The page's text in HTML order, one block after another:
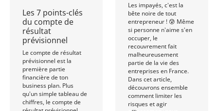
Les 7 points-clés
du compte de
résultat
prévisionnel
Le compte de résultat
prévisionnel est la
première partie
financière de ton
business plan. Plus
qu'un simple tableau de
chiffres, le compte de
Les impayés, c'est la
bête noire de tout
entrepreneur ! 😰 Même
si personne n'aime s'en
occuper, le
recouvrement fait
malheureusement
partie de la vie des
entreprises en France.
Dans cet article,
découvrons ensemble
comment limiter les
risques et agir